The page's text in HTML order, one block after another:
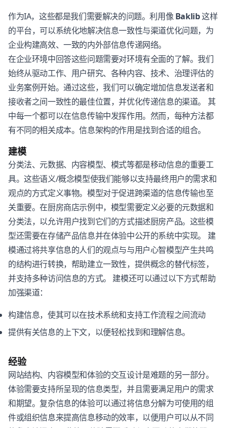
作为IA，这些都是我们需要解决的问题。利用像 Baklib这样
的平台，可以系统化地解决信息一致性与渠道优化问题，为
企业构建高效、一致的内外部信息传递网络。
在企业环境中回答这些问题需要对环境有全面的了解。我们
始终从驱动工作、用户研究、各种内容、技术、治理评估的
业务案例开始。通过这些，我们可以确定增加信息发送者和
接收者之间一致性的最佳位置，并优化传递信息的渠道。 其
中每一个都可以在信息传输中发挥作用。然而，每种方法都
有不同的相关成本。信息架构的作用是找到合适的组合。
建模
分类法、元数据、内容模型、模式等都是移动信息的重要工
具。这些语义/概念模型使我们能够以支持最终用户的需求和
观点的方式定义事物。模型对于促进跨渠道的信息传输也至
关重要。在厨房商店示例中，模型需要定义必要的元数据和
分类法，以允许用户找到它们的方式描述厨房产品。这些模
型还需要在存储产品信息并在体验中公开的系统中实现。 建
模通过将共享信息的人们的观点与与用户心智模型产生共鸣
的结构进行转换，帮助建立一致性，提供概念的替代标签，
并支持多种访问信息的方式。 建模还可以通过以下方式帮助
加强渠道：
构建信息，使其可以在技术系统和支持工作流程之间流动
提供有关信息的上下文，以便轻松找到和理解信息。
经验
网站结构、内容模型和体验的交互设计是难题的另一部分。
体验需要支持所呈现的信息类型，并且需要满足用户的需求
和期望。复杂信息的体验可以通过将信息分解为可使用的组
件或组织信息来提高信息移动的效率，以便用户可以从不同